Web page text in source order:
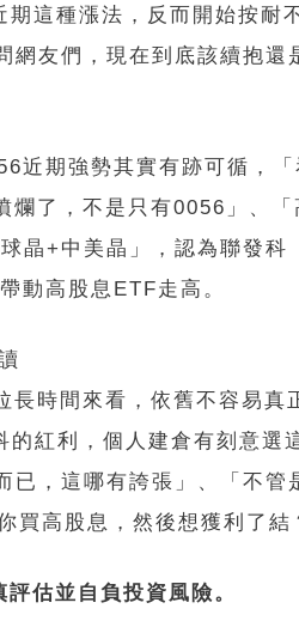
這種漲法，反而開始按耐
友們，現在到底該續抱還
近期強勢其實有跡可循，「
了，不是只有0056」、「
晶+中美晶」，認為聯發科
動高股息ETF走高。
時間來看，依舊不容易真
紅利，個人建倉有刻意選
，這哪有誇張」、「不管
買高股息，然後想獲利了結
估並自負投資風險。